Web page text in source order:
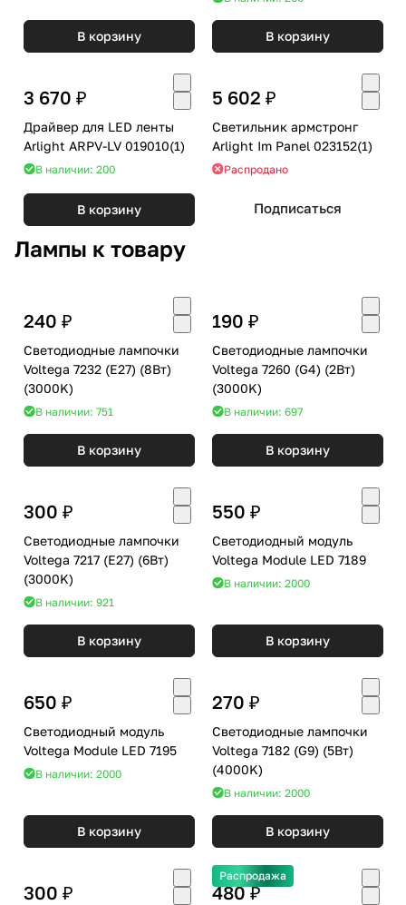
В корзину В корзину
3 670 ₽
Драйвер для LED ленты
Arlight ARPV-LV 019010(1)
В наличии: 200
В корзину
5 602 ₽
Светильник армстронг
Arlight Im Panel 023152(1)
Распродано
Подписаться
Лампы к товару
240 ₽
Светодиодные лампочки
Voltega 7232 (E27) (8Вт)
(3000K)
В наличии: 751
В корзину
190 ₽
Светодиодные лампочки
Voltega 7260 (G4) (2Вт)
(3000K)
В наличии: 697
В корзину
300 ₽
Светодиодные лампочки
Voltega 7217 (E27) (6Вт)
(3000K)
В наличии: 921
В корзину
550 ₽
Светодиодный модуль
Voltega Module LED 7189
В наличии: 2000
В корзину
650 ₽
Светодиодный модуль
Voltega Module LED 7195
В наличии: 2000
В корзину
270 ₽
Светодиодные лампочки
Voltega 7182 (G9) (5Вт)
(4000K)
В наличии: 2000
В корзину
300 ₽
Распродажа
480 ₽